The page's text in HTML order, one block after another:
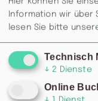
Information wir über
lesen Sie bitte
Technisch
↓ 2 Dienste
Online